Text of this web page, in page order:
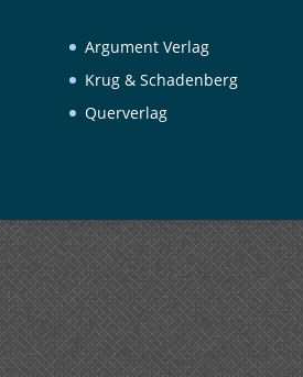
Argument Verlag
Krug & Schadenberg
Querverlag